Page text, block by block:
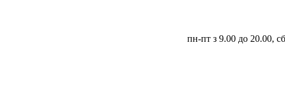
пн-пт з 9.00 до 20.00,